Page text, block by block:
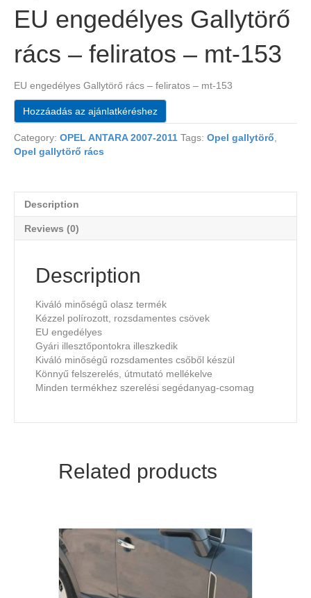
EU engedélyes Gallytörő
rács – feliratos – mt-153
EU engedélyes Gallytörő rács – feliratos – mt-153
Hozzáadás az ajánlatkéréshez
Category: OPEL ANTARA 2007-2011 Tags: Opel gallytörő,
Opel gallytörő rács
Description
Reviews (0)
Description
Kiváló minőségű olasz termék
Kézzel polírozott, rozsdamentes csövek
EU engedélyes
Gyári illesztőpontokra illeszkedik
Kiváló minőségű rozsdamentes csőből készül
Könnyű felszerelés, útmutató mellékelve
Minden termékhez szerelési segédanyag-csomag
Related products